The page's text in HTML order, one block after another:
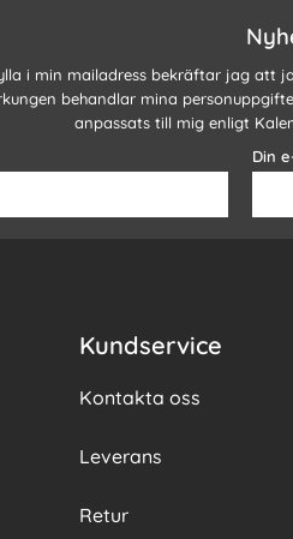
i min mailadress bekräftar jag att
behandlar mina
anpassats till mig enligt
Din
Kundservice
Kontakta oss
Leverans
Retur